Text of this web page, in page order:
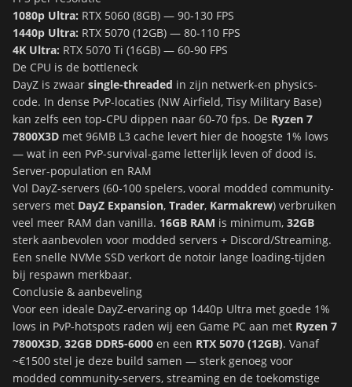
1080p Ultra: RTX 5060 (8GB) — 90-130 FPS
1440p Ultra: RTX 5070 (12GB) — 80-110 FPS
4K Ultra: RTX 5070 Ti (16GB) — 60-90 FPS
De CPU is de bottleneck
DayZ is zwaar single-threaded in zijn netwerk-en physics-
code. In dense PvP-locaties (NW Airfield, Tisy Military Base)
kan zelfs een top-CPU dippen naar 60-70 fps. De Ryzen 7
7800X3D met 96MB L3 cache levert hier de hoogste 1% lows
— wat in een PvP-survival-game letterlijk leven of dood is.
Server-population en RAM
Vol DayZ-servers (60-100 spelers, vooral modded community-
servers met DayZ Expansion, Trader, Karmakrew) verbruiken
veel meer RAM dan vanilla. 16GB RAM is minimum, 32GB
sterk aanbevolen voor modded servers + Discord/Streaming.
Een snelle NVMe SSD verkort de notoir lange loading-tijden
bij respawn merkbaar.
Conclusie & aanbeveling
Voor een ideale DayZ-ervaring op 1440p Ultra met goede 1%
lows in PvP-hotspots raden wij een Game PC aan met Ryzen 7
7800X3D, 32GB DDR5-6000 en een RTX 5070 (12GB). Vanaf
~€1500 stel je deze build samen — sterk genoeg voor
modded community-servers, streaming en de toekomstige